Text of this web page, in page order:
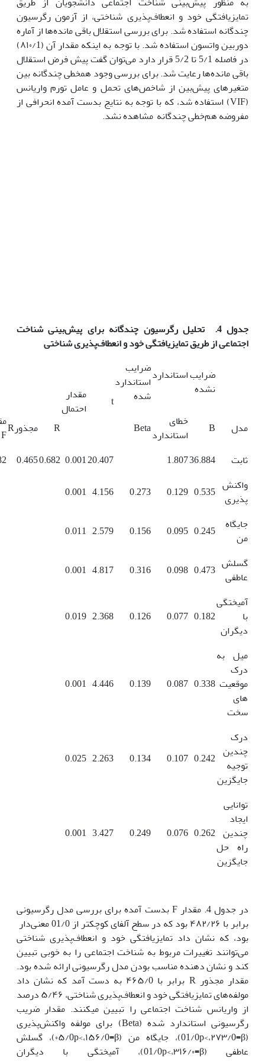
تمایزیافتگی خود و انعطاف‌پذیری شناختی، از آزمون رگرسیون
چندگانه استفاده شد. برای بررسی استقلال باقی مانده‌ها از آماره
دوربین واتسون استفاده شد. با توجه به اینکه مقدار آن (۸۱۰/1)
در فاصله 5/1 تا 5/2 قرار دارد می‌توان گفت پیش فرض استقلال
باقی مانده‌ها رعایت شد. برای بررسی وجود همخطی چندگانه بین
متغیرهای پیش‌بین از شاخص‌های تحمل و عامل تورم واریانس
(VIF) استفاده شد، که با توجه به نتایج بدست آمده انحرافی از
مفروضه هم‌خطی چندگانه مشاهده نشد.
جدول 4. تحلیل رگرسیون چندگانه برای پیش‌بینی
شناخت
اجتماعیاز طریقتمایزیافتگی خودو انعطاف‌پذیری شناختی
ضرایب استاندارد
نشده
ضرایب
استاندارد
شده
t
مقدار
احتمال
مدل
B
خطای
استانداردBeta
R مجذورR F
ثابت
36.884
1.807
20.407
0.001
0.682
0.465
واکنش
پذیری 0.535
0.129
0.273
4.156
0.001
جایگاه
من
0.245
0.095
0.156
2.579
0.011
گسلش
عاطفی 0.473
0.098
0.316
4.817
0.001
آمیختگی
با
دیگران
0.182
0.077
0.126
2.368
0.019
میل به
درک
موقعیت
های
سخت
0.338
0.087
0.139
4.446
0.001
درک
چندین
توجیه
جایگزین
0.242
0.107
0.134
2.263
0.025
توانایی
ایجاد
چندین
راه حل
جایگزین
0.262
0.076
0.249
3.427
0.001
در جدول 4. مقدار F بدست آمده برای بررسی مدل رگرسیونی
برابر با ۴۸۲/۲۶ بود که در سطح آلفای کوچکتر از 01/0 معنی‌دار
بود، که نشان داد تمایزیافتگی خود و انعطاف‌پذیری شناختی
می‌توانند تغییرات مربوط به شناخت اجتماعی را به خوبی تبیین
کند و نشان دهنده مناسب بودن مدل رگرسیونی ارائه شده بود.
مقدار مجذور R برابر با ۴۶۵/0 به دست آمد که نشان داد
مولفه‌های تمایزیافتگی خود و انعطاف‌پذیری شناختی، ۵/۴۶ درصد
از واریانس شناخت اجتماعی را تبیین می­کنند. مقدار ضریب
رگرسیونی استاندارد شده (Beta) برای مولفه واکنش‌پذیری
(01/0p<،۲۷۳/0 =β)، جایگاه من (۰۵/0p<،۱۵۶/0 =
β)، گسلش
عاطفی (01/0p<،۳۱۶/۰ =
β)، آمیختگی با دیگران